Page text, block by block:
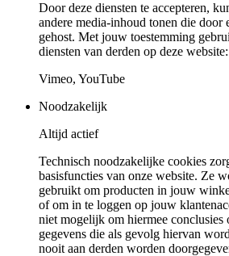
Door deze diensten te accepteren,
andere media-inhoud tonen die door
gehost. Met jouw toestemming
diensten van derden op deze website:
Vimeo, YouTube
Noodzakelijk
Altijd actief
Technisch noodzakelijke cookies
basisfuncties van onze website. Ze
gebruikt om producten in jouw
of om in te loggen op jouw
niet mogelijk om hiermee conclusies
gegevens die als gevolg hiervan
nooit aan derden worden